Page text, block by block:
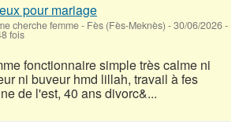
pour mariage
cherche femme- Fès (Fès-Meknès) -30/06/2026 -
fois
fonctionnaire simple très calme ni
ni buveur hmd lillah, travail à fes
de l'est, 40 ans divorc&...